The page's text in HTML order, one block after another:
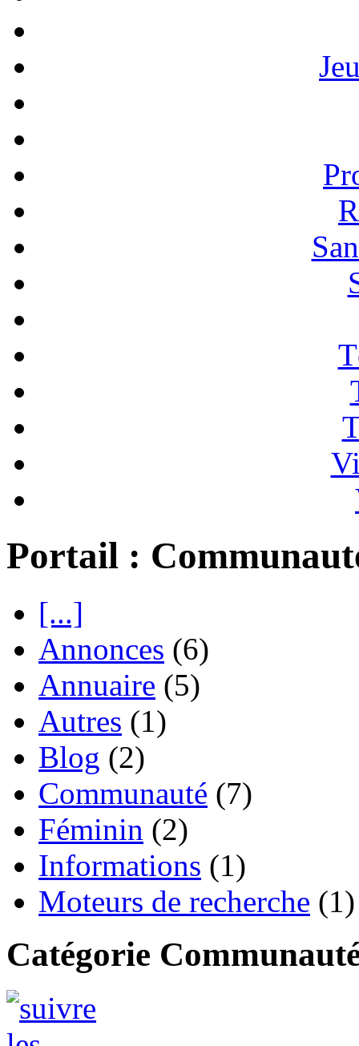
Portail :
[...]
Annonces (6)
Annuaire (5)
Autres (1)
Blog (2)
Communauté (7)
Féminin (2)
Informations (1)
Moteurs de recherche (1)
Catégorie